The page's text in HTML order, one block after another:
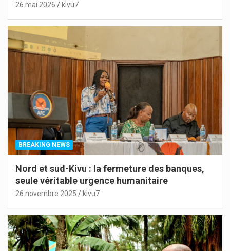
26 mai 2026 kivu7
BREAKING NEWS
Nord et sud-Kivu : la fermeture des banques,
seule véritable urgence humanitaire
26 novembre 2025 kivu7